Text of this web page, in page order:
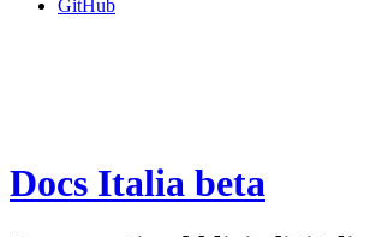
GitHub
Docs Italia beta